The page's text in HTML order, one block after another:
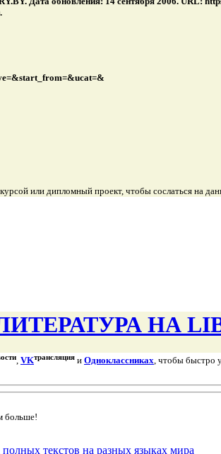
или дипломный проект, чтобы сослаться на
НА
, VKтрансляция и Одноклассниках, чтобы быстро
больше!